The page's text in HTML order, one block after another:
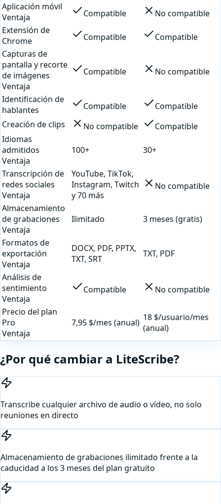
Aplicación móvil
Ventaja
Compatible
No compatible
Extensión de
Chrome
Compatible
Compatible
Capturas de
pantalla y recorte
de imágenes
Ventaja
Compatible No compatible
Identificación de
hablantes
Compatible
Compatible
Creación de clips
No compatible
Compatible
Idiomas
admitidos
Ventaja
100+ 30+
Transcripción de
redes sociales
Ventaja
YouTube, TikTok,
Instagram, Twitch
y 70 más
No compatible
Almacenamiento
de grabaciones
Ventaja
Ilimitado 3 meses (gratis)
Formatos de
exportación
Ventaja
DOCX, PDF, PPTX,
TXT, SRT
TXT, PDF
Análisis de
sentimiento
Ventaja
Compatible No compatible
Precio del plan
Pro
Ventaja
7,95 $/mes (anual) 18 $/usuario/mes
(anual)
¿Por qué cambiar a LiteScribe?
Transcribe cualquier archivo de audio o vídeo, no solo
reuniones en directo
Almacenamiento de grabaciones ilimitado frente a la
caducidad a los 3 meses del plan gratuito